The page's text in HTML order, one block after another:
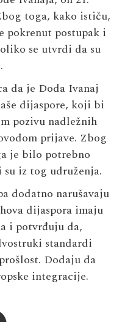
toga, kako ističu,
pokrenut postupak i
se utvrdi da su
da je Doda Ivanaj
dijaspore, koji bi
pozivu nadležnih
prijave. Zbog
je bilo potrebno
iz tog udruženja.
dodatno narušavaju
dijaspora imaju
i potvrđuju da,
standardi
Dodaju da
integracije.